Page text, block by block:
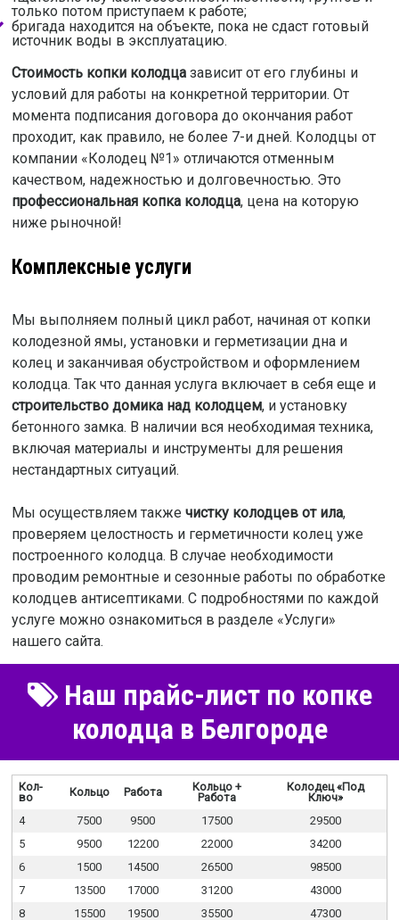
только потом приступаем к работе;
бригада находится на объекте, пока не сдаст готовый
источник воды в эксплуатацию.
Стоимость копки колодцазависит от его глубины и
условий для работы на конкретной территории. От
момента подписания договора до окончания работ
проходит, как правило, не более 7-и дней. Колодцы от
компании «Колодец №1» отличаются отменным
качеством, надежностью и долговечностью. Это
профессиональная копка колодца, цена на которую
ниже рыночной!
Комплексные услуги
Мы выполняем полный цикл работ, начиная от копки
колодезной ямы, установки и герметизации дна и
колец и заканчивая обустройством и оформлением
колодца. Так что данная услуга включает в себя еще и
строительство домика над колодцем, и установку
бетонного замка. В наличии вся необходимая техника,
включая материалы и инструменты для решения
нестандартных ситуаций.
Мы осуществляем также чистку колодцев от ила,
проверяем целостность и герметичности колец уже
построенного колодца. В случае необходимости
проводим ремонтные и сезонные работы по обработке
колодцев антисептиками. С подробностями по каждой
услуге можно ознакомиться в разделе «Услуги»
нашего сайта.
Наш прайс-лист по копке
колодца в Белгороде
Кол-
во
Кольцо Работа
Кольцо +
Работа
Колодец «Под
Ключ»
4
7500 9500 17500
29500
5
9500 12200 22000
34200
6
1500 14500 26500
98500
7
13500 17000 31200
43000
8
15500 19500 35500 47300